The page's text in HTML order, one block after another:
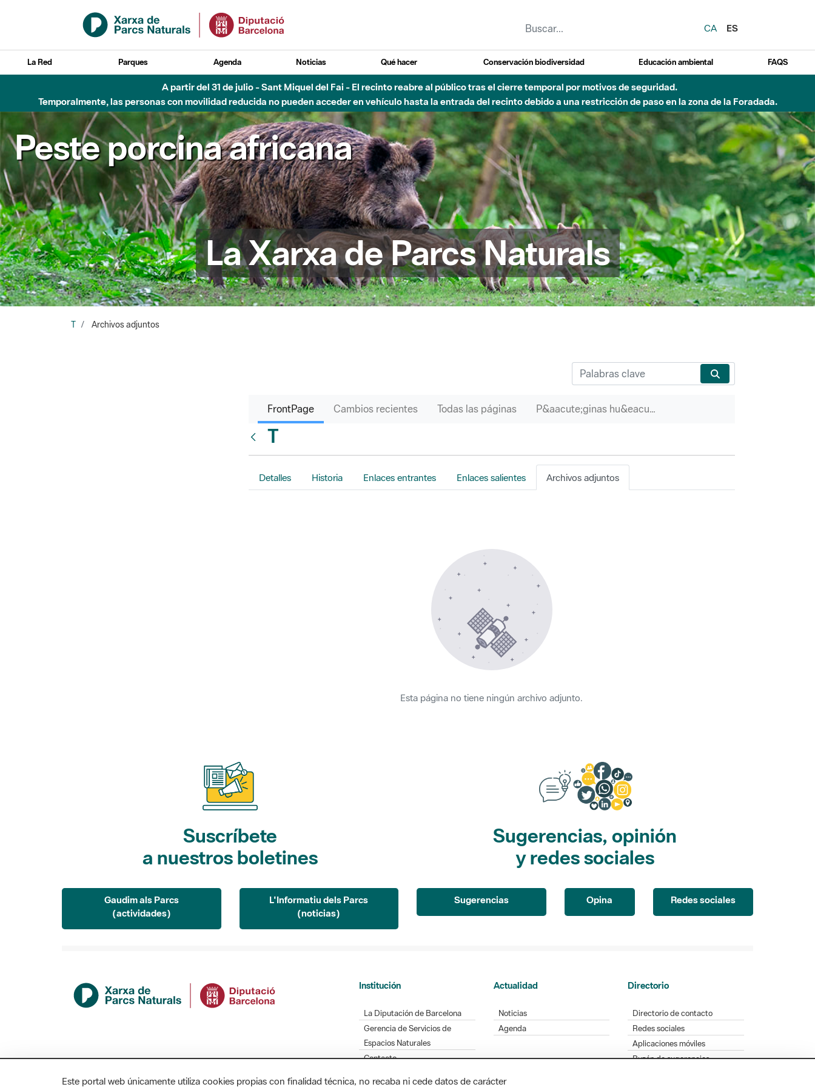
Saltar al contenido principal
CA
ES
La Red Parques Agenda Noticias Qué hacer Conservación biodiversidad Educación ambiental FAQS
A partir del 31 de julio - Sant Miquel del Fai - El recinto reabre al público tras el cierre temporal por motivos de seguridad.
Temporalmente, las personas con movilidad reducida no pueden acceder en vehículo hasta la entrada del recinto debido a una restricción de paso en la zona de la Foradada.
Peste porcina africana
La Xarxa de Parcs Naturals
T Archivos adjuntos
FrontPage Cambios recientes Todas las páginas P&aacute;ginas hu&eacute;rfanas
T
Detalles Historia Enlaces entrantes Enlaces salientes Archivos adjuntos
Esta página no tiene ningún archivo adjunto.
Suscríbete
a nuestros boletines
Gaudim als Parcs
(actividades)
L'Informatiu dels Parcs
(noticias)
Sugerencias, opinión
y redes sociales
Sugerencias Opina Redes sociales
Institución
La Diputación de Barcelona
Gerencia de Servicios de
Espacios Naturales
Contacto
Actualidad
Noticias
Agenda
Directorio
Directorio de contacto
Redes sociales
Aplicaciones móviles
Buzón de sugerencias
Este portal web únicamente utiliza cookies propias con finalidad técnica, no recaba ni cede datos de carácter